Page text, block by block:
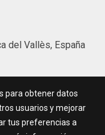
del Vallès, España
para obtener datos
usuarios y mejorar
tus preferencias a